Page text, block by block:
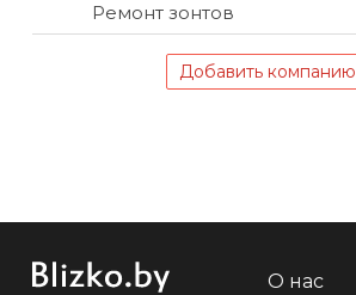
Ремонт зонтов
Добавить компанию
О нас